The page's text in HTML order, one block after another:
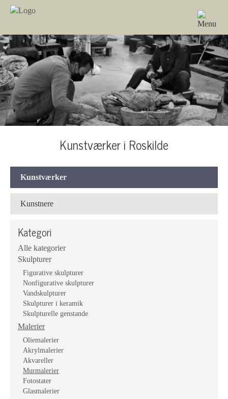
Kunstværker i Roskilde
Kunstværker
Kunstnere
Kategori
Alle kategorier
Skulpturer
Figurative skulpturer
Nonfigurative skulpturer
Vandskulpturer
Skulpturer i keramik
Skulpturelle genstande
Malerier
Oliemalerier
Akrylmalerier
Akvareller
Murmalerier
Fotostater
Glasmalerier